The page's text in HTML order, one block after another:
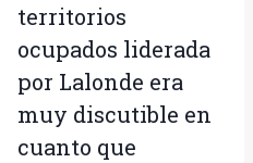
territorios
ocupados liderada
por Lalonde era
muy discutible en
cuanto que